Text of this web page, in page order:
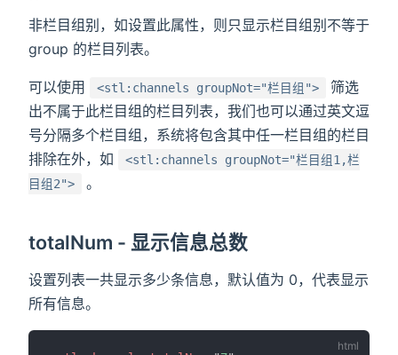
非栏目组别，如设置此属性，则只显示栏目组别不等于
group 的栏目列表。
可以使用 <stl:channels groupNot="栏目组">
筛选
出不属于此栏目组的栏目列表，我们也可以通过英文逗
号分隔多个栏目组，系统将包含其中任一栏目组的栏目
排除在外，如
<stl:channels groupNot="栏目组1,栏
目组2">
。
totalNum - 显示信息总数
设置列表一共显示多少条信息，默认值为 0，代表显示
所有信息。